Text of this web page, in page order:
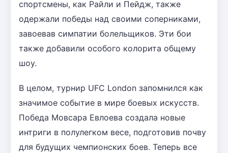
спортсмены, как Райли и Пейдж, также
одержали победы над своими соперниками,
завоевав симпатии болельщиков. Эти бои
также добавили особого колорита общему
шоу.
В целом, турнир UFC London запомнился как
значимое событие в мире боевых искусств.
Победа Мовсара Евлоева создала новые
интриги в полулегком весе, подготовив почву
для будущих чемпионских боев. Теперь все